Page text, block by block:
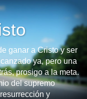
ganar a Cristo y ser
ya, pero una
prosigo a la meta.
del supremo
y